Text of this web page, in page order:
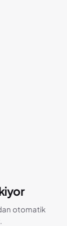
otomatik